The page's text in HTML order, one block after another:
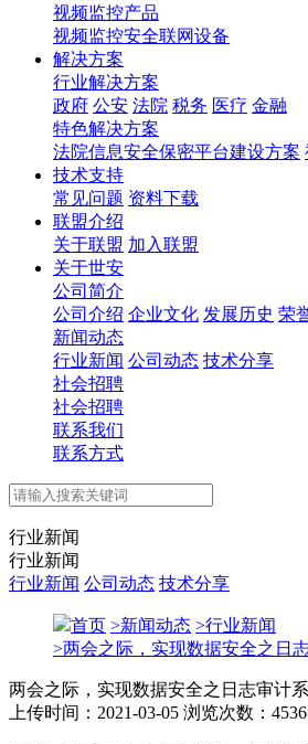
视频监控产品
视频监控安全联网设备
解决方案
行业解决方案
政府 公安 法院 税务 医疗 金融
特色解决方案
法院信息安全保密平台建设方案
技术支持
常见问题 资料下载
联盟介绍
关于联盟 加入联盟
关于世安
公司简介
公司介绍 企业文化 发展历史 荣
新闻动态
行业新闻 公司动态 技术分享
社会招聘
社会招聘
联系我们
联系方式
行业新闻
行业新闻
行业新闻 公司动态 技术分享
首页 >新闻动态 >行业新闻
>两会之际，实现数据安全之日
两会之际，实现数据安全之日志审计
上传时间：2021-03-05 浏览次数：4536